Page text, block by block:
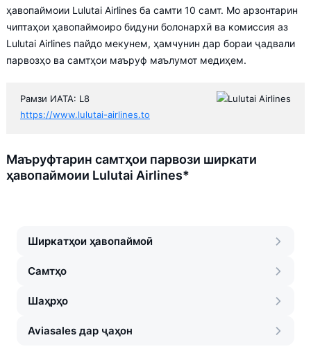
ҳавопаймоии Lulutai Airlines ба самти 10 самт. Мо арзонтарин
чиптаҳои ҳавопаймоиро бидуни болонархӣ ва комиссия аз
Lulutai Airlines пайдо мекунем, ҳамчунин дар бораи ҷадвали
парвозҳо ва самтҳои маъруф маълумот медиҳем.
Рамзи ИАТА: L8
https://www.lulutai-airlines.to
Маъруфтарин самтҳои парвози ширкати
ҳавопаймоии Lulutai Airlines*
Ширкатҳои ҳавопаймоӣ
Самтҳо
Шаҳрҳо
Aviasales дар ҷаҳон